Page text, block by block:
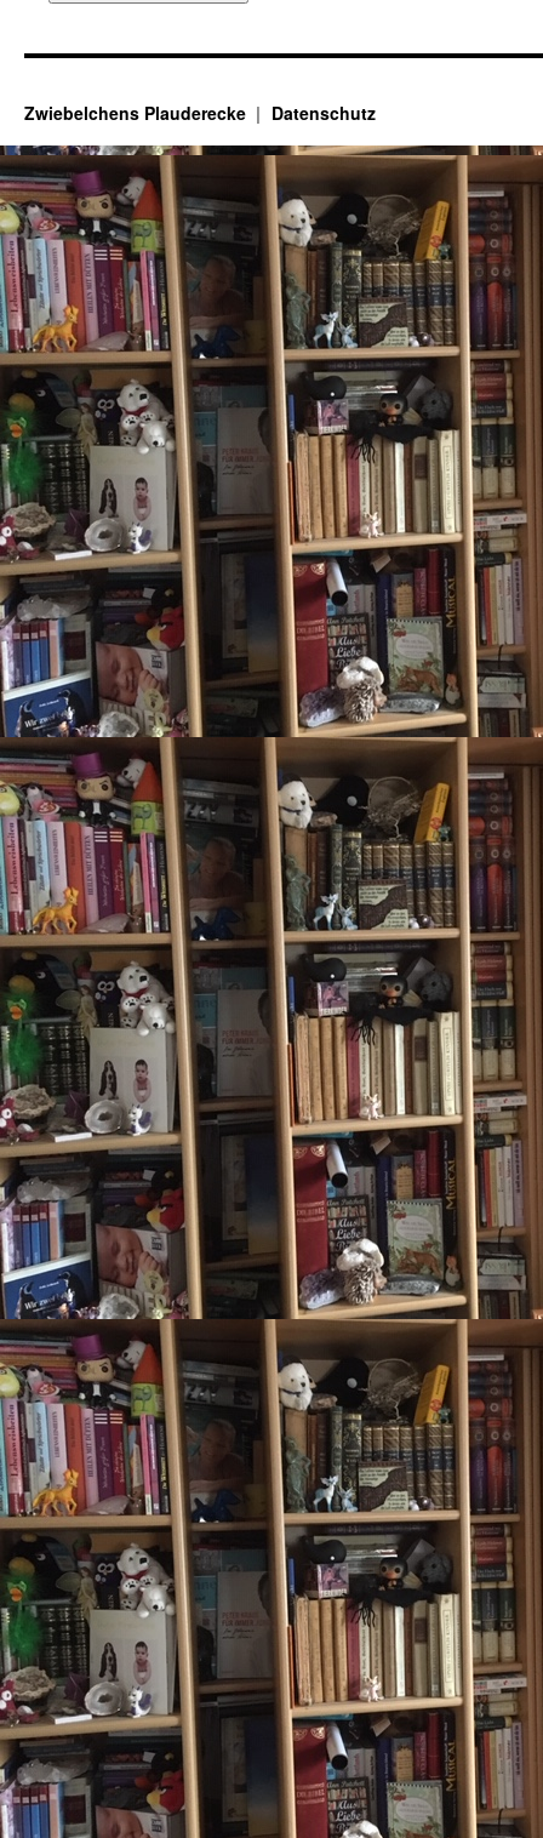
Zwiebelchens Plauderecke Datenschutz